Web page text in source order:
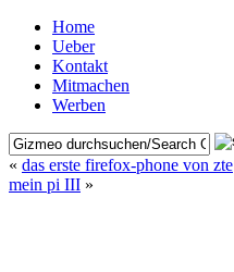
Home
Ueber
Kontakt
Mitmachen
Werben
« das erste firefox-phone von zte
mein pi III »